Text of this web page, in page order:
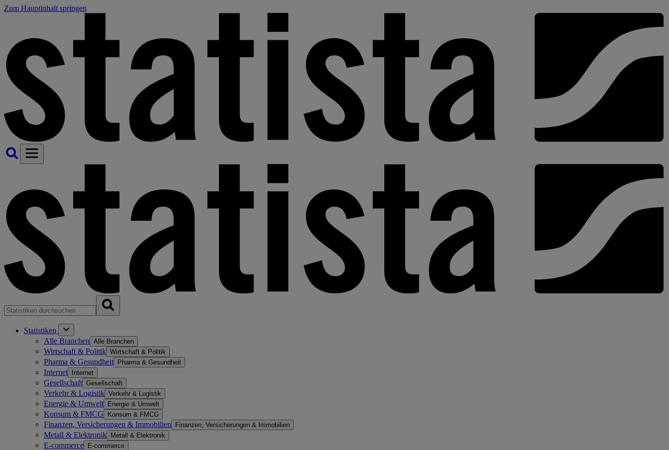
Zum Hauptinhalt springen
Statistiken
Alle Branchen Alle Branchen
Wirtschaft & Politik Wirtschaft & Politik
Pharma & Gesundheit Pharma & Gesundheit
Internet Internet
Gesellschaft Gesellschaft
Verkehr & Logistik Verkehr & Logistik
Energie & Umwelt Energie & Umwelt
Konsum & FMCG Konsum & FMCG
Finanzen, Versicherungen & Immobilien Finanzen, Versicherungen & Immobilien
Metall & Elektronik Metall & Elektronik
E-commerce E-commerce